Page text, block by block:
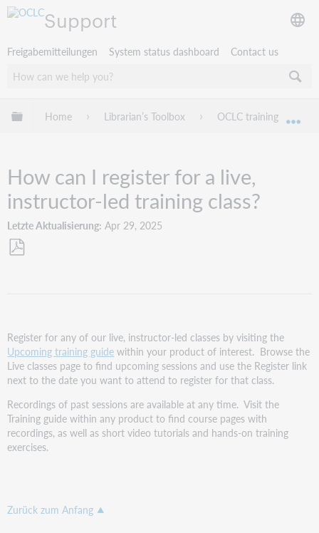
Support
Freigabemitteilungen System status dashboard Contact us
Globale Hierarchie expandieren/verbergen
Home Librarian’s Toolbox OCLC training
How can I register for a live,
instructor-led training class?
Letzte Aktualisierung Apr 29, 2025
Register for any of our live, instructor-led classes by visiting the
Upcoming training guide within your product of interest. Browse the
Live classes page to find upcoming sessions and use the Register link
next to the date you want to attend to register for that class.
Recordings of past sessions are available at any time. Visit the
Training guide within any product to find course pages with
recordings, as well as short video tutorials and hands-on training
exercises.
Zurück zum Anfang